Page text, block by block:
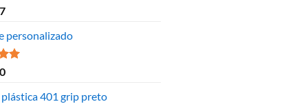
personalizado
401 grip preto